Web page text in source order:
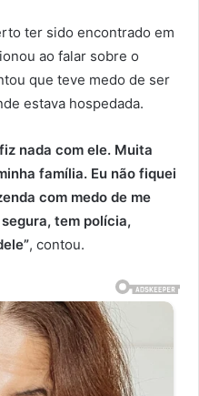
ter sido encontrado em
ao falar sobre o
que teve medo de ser
estava hospedada.
nada com ele. Muita
família. Eu não fiquei
com medo de me
tem polícia,
, contou.